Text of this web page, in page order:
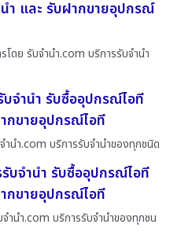
ำ และ รับฝากขายอุปกรณ์
โดย รับจํานํา.com บริการรับจำนำ
จำนำ รับซื้ออุปกรณ์ไอที
กขายอุปกรณ์ไอที
นํา.com บริการรับจำนำของทุกชนิด
บจำนำ รับซื้ออุปกรณ์ไอที
กขายอุปกรณ์ไอที
านํา.com บริการรับจำนำของทุกชน